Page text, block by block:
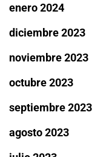
enero 2024
diciembre 2023
noviembre 2023
octubre 2023
septiembre 2023
agosto 2023